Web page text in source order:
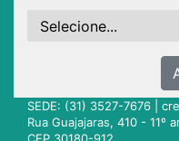
SEDE: (31) 3527-7676 |
Rua Guajajaras, 410 - 11º